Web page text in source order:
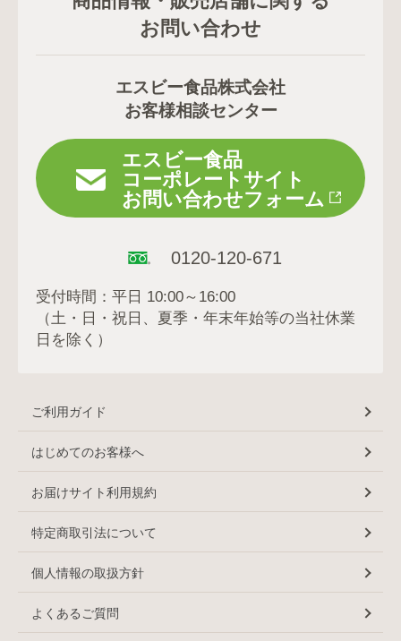
お問い合わせ
エスビー食品株式会社
お客様相談センター
エスビー食品
コーポレートサイト
お問い合わせフォーム
0120-120-671
受付時間：平日 10:00～16:00
（土・日・祝日、夏季・年末年始等の当社休業
日を除く）
ご利用ガイド
はじめてのお客様へ
お届けサイト利用規約
特定商取引法について
個人情報の取扱方針
よくあるご質問